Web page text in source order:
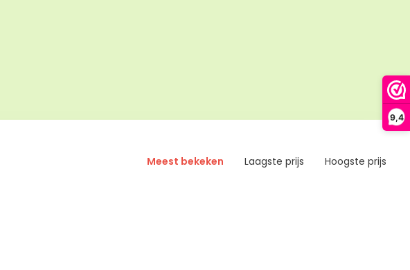
9,4
Meest bekeken Laagste prijs Hoogste prijs